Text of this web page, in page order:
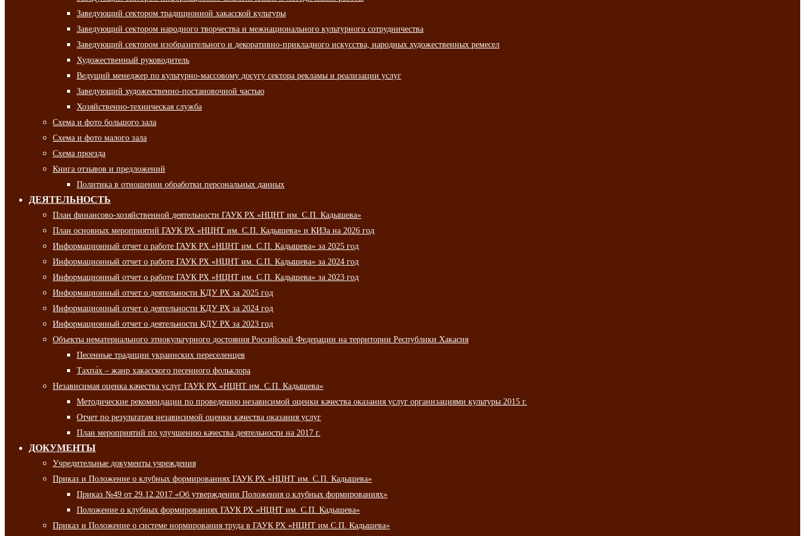
Заведующий сектором традиционной хакасской культуры
Заведующий сектором народного творчества и межнационального культурного сотрудничества
Заведующий сектором изобразительного и декоративно-прикладного искусства, народных художественных ремесел
Художественный руководитель
Ведущий менеджер по культурно-массовому досугу сектора рекламы и реализации услуг
Заведующий художественно-постановочной частью
Хозяйственно-техническая служба
Схема и фото большого зала
Схема и фото малого зала
Схема проезда
Книга отзывов и предложений
Политика в отношении обработки персональных данных
ДЕЯТЕЛЬНОСТЬ
План финансово-хозяйственной деятельности ГАУК РХ «НЦНТ им. С.П. Кадышева»
План основных мероприятий ГАУК РХ «НЦНТ им. С.П. Кадышева» и КИЗа на 2026 год
Информационный отчет о работе ГАУК РХ «НЦНТ им. С.П. Кадышева» за 2025 год
Информационный отчет о работе ГАУК РХ «НЦНТ им. С.П. Кадышева» за 2024 год
Информационный отчет о работе ГАУК РХ «НЦНТ им. С.П. Кадышева» за 2023 год
Информационный отчет о деятельности КДУ РХ за 2025 год
Информационный отчет о деятельности КДУ РХ за 2024 год
Информационный отчет о деятельности КДУ РХ за 2023 год
Объекты нематериального этнокультурного достояния Российской Федерации на территории Республики Хакасия
Песенные традиции украинских переселенцев
Тахпа́х – жанр хакасского песенного фольклора
Независимая оценка качества услуг ГАУК РХ «НЦНТ им. С.П. Кадышева»
Методические рекомендации по проведению независимой оценки качества оказания услуг организациями культуры 2015 г.
Отчет по результатам независимой оценки качества оказания услуг
План мероприятий по улучшению качества деятельности на 2017 г.
ДОКУМЕНТЫ
Учредительные документы учреждения
Приказ и Положение о клубных формированиях ГАУК РХ «НЦНТ им. С.П. Кадышева»
Приказ №49 от 29.12.2017 «Об утверждении Положения о клубных формированиях»
Положение о клубных формированиях ГАУК РХ «НЦНТ им. С.П. Кадышева»
Приказ и Положение о системе нормирования труда в ГАУК РХ «НЦНТ им.С.П. Кадышева»